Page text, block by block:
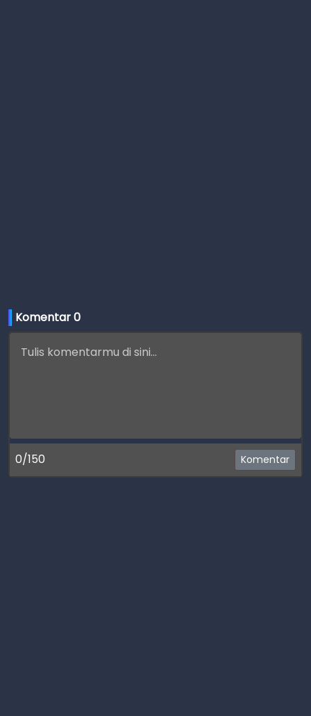
Komentar 0
0/150 Komentar